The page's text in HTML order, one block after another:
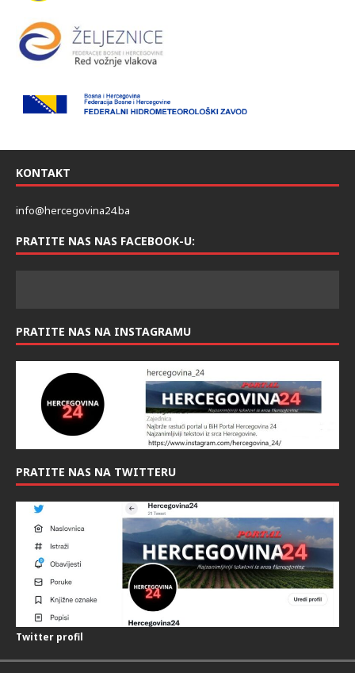
KONTAKT
info@hercegovina24.ba
PRATITE NAS NAS FACEBOOK-U:
PRATITE NAS NA INSTAGRAMU
PRATITE NAS NA TWITTERU
Twitter profil